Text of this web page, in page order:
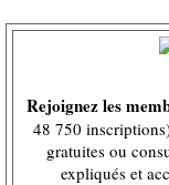
Rejoignez les
48 750
gratuites ou
expliqués et